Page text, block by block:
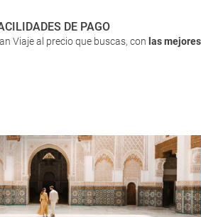
DE PAGO
Viaje al precio que buscas, con las